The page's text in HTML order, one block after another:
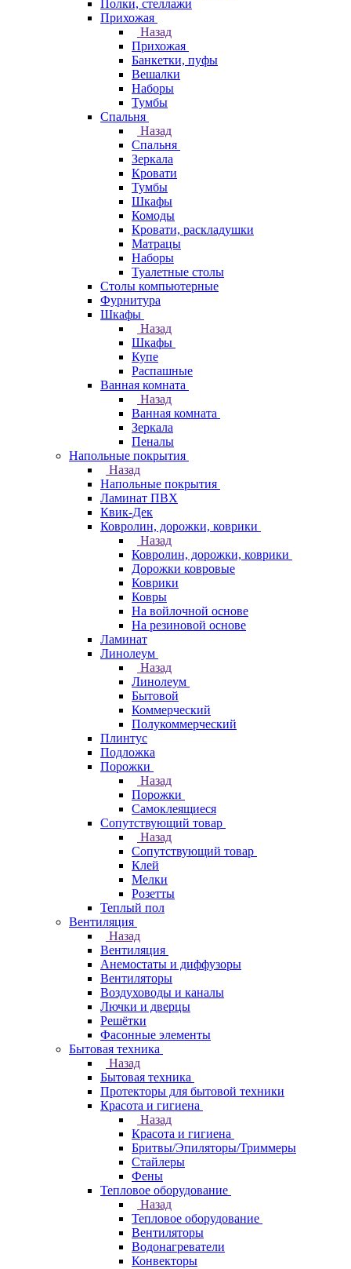
Полки, стеллажи
Прихожая
Назад
Прихожая
Банкетки, пуфы
Вешалки
Наборы
Тумбы
Спальня
Назад
Спальня
Зеркала
Кровати
Тумбы
Шкафы
Комоды
Кровати, раскладушки
Матрацы
Наборы
Туалетные столы
Столы компьютерные
Фурнитура
Шкафы
Назад
Шкафы
Купе
Распашные
Ванная комната
Назад
Ванная комната
Зеркала
Пеналы
Напольные покрытия
Назад
Напольные покрытия
Ламинат ПВХ
Квик-Дек
Ковролин, дорожки, коврики
Назад
Ковролин, дорожки, коврики
Дорожки ковровые
Коврики
Ковры
На войлочной основе
На резиновой основе
Ламинат
Линолеум
Назад
Линолеум
Бытовой
Коммерческий
Полукоммерческий
Плинтус
Подложка
Порожки
Назад
Порожки
Самоклеящиеся
Сопутствующий товар
Назад
Сопутствующий товар
Клей
Мелки
Розетты
Теплый пол
Вентиляция
Назад
Вентиляция
Анемостаты и диффузоры
Вентиляторы
Воздуховоды и каналы
Лючки и дверцы
Решётки
Фасонные элементы
Бытовая техника
Назад
Бытовая техника
Протекторы для бытовой техники
Красота и гигиена
Назад
Красота и гигиена
Бритвы/Эпиляторы/Триммеры
Стайлеры
Фены
Тепловое оборудование
Назад
Тепловое оборудование
Вентиляторы
Водонагреватели
Конвекторы